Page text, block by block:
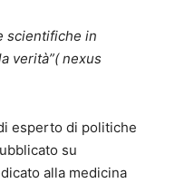
scientifiche in
verità”( nexus
esperto di politiche
su
alla medicina